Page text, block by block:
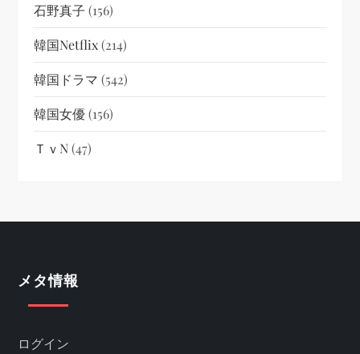
石野真子 (156)
韓国netflix(214)
韓国ドラマ (542)
韓国女優(156)
ＴｖN(47)
メタ情報
ログイン